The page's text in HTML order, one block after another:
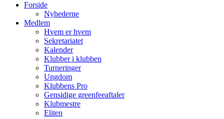
Forside
Nyhederne
Medlem
Hvem er hvem
Sekretariatet
Kalender
Klubber i klubben
Turneringer
Ungdom
Klubbens Pro
Gensidige greenfeeaftaler
Klubmestre
Eliten